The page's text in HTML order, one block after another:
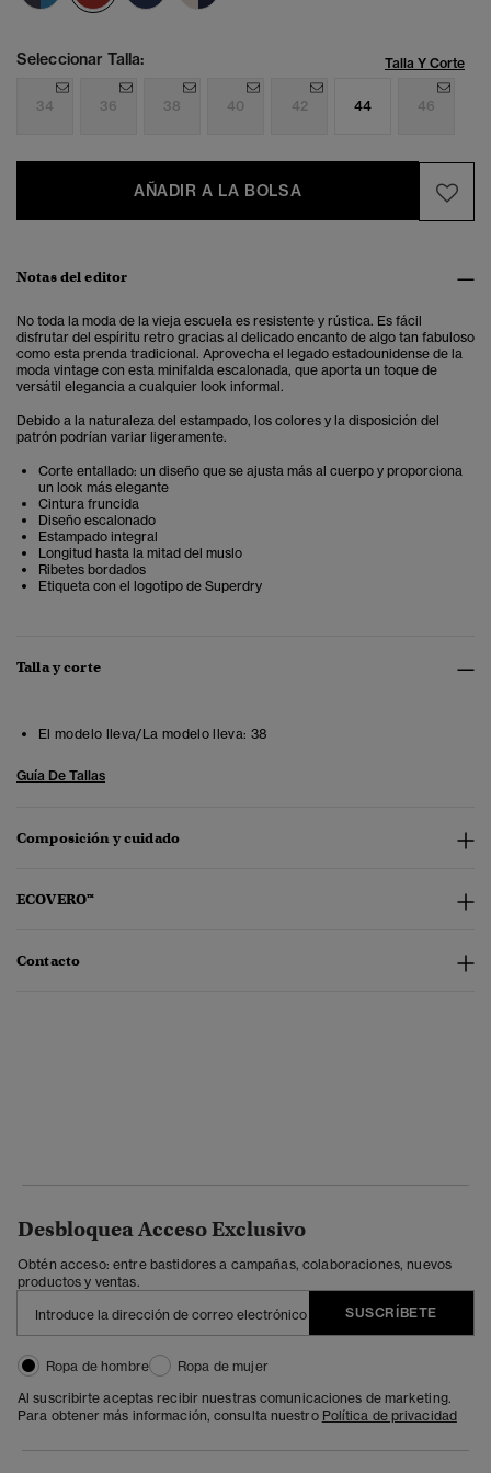
Seleccionar Talla: Talla Y Corte
34 36 38 40 42 44 46
AÑADIR A LA BOLSA
Notas del editor
No toda la moda de la vieja escuela es resistente y rústica. Es fácil
disfrutar del espíritu retro gracias al delicado encanto de algo tan fabuloso
como esta prenda tradicional. Aprovecha el legado estadounidense de la
moda vintage con esta minifalda escalonada, que aporta un toque de
versátil elegancia a cualquier look informal.
Debido a la naturaleza del estampado, los colores y la disposición del
patrón podrían variar ligeramente.
Corte entallado: un diseño que se ajusta más al cuerpo y proporciona
un look más elegante
Cintura fruncida
Diseño escalonado
Estampado integral
Longitud hasta la mitad del muslo
Ribetes bordados
Etiqueta con el logotipo de Superdry
Talla y corte
El modelo lleva/La modelo lleva: 38
Guía De Tallas
Composición y cuidado
ECOVERO™
Contacto
Desbloquea Acceso Exclusivo
Obtén acceso: entre bastidores a campañas, colaboraciones, nuevos
productos y ventas.
SUSCRÍBETE
Ropa de hombre
Ropa de mujer
Al suscribirte aceptas recibir nuestras comunicaciones de marketing.
Para obtener más información, consulta nuestro Política de privacidad